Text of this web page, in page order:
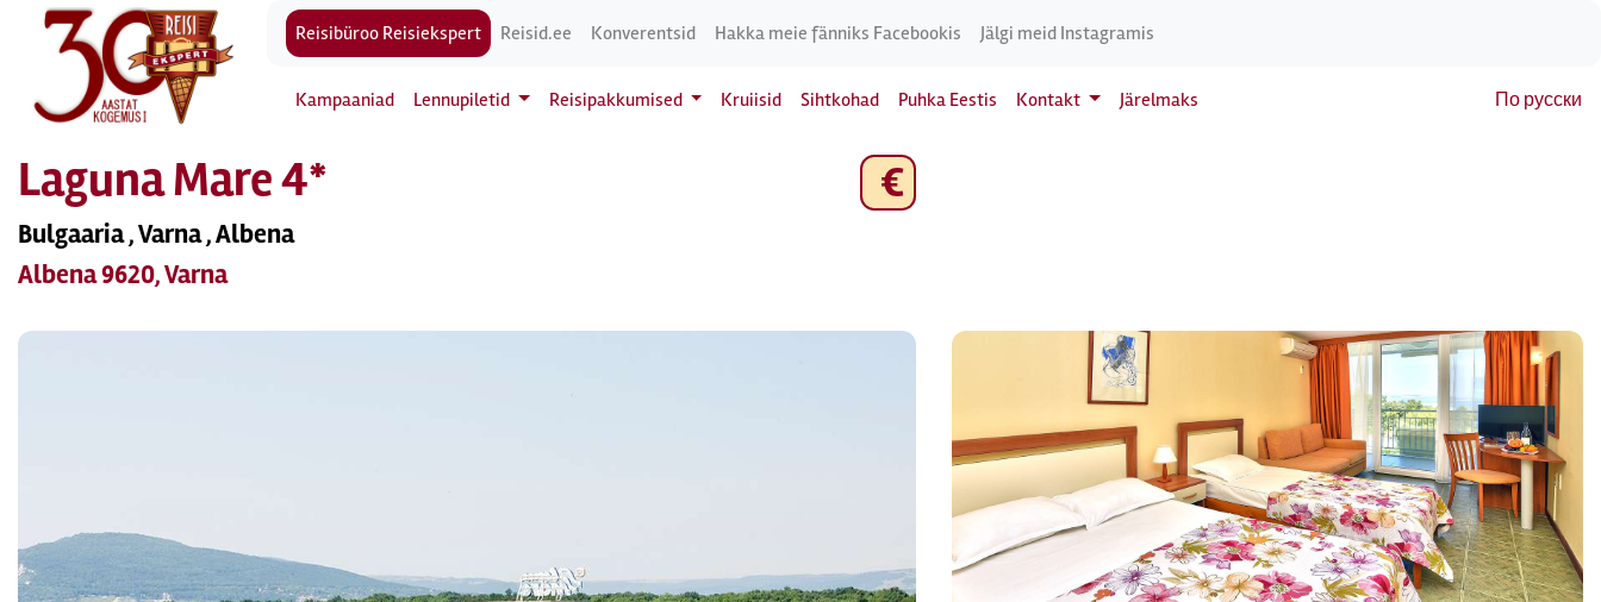
Reisibüroo Reisiekspert Reisid.ee Konverentsid Hakka meie fänniks Facebookis Jälgi meid Instagramis
Kampaaniad Lennupiletid Reisipakkumised Kruiisid Sihtkohad Puhka Eestis Kontakt Järelmaks По русски
Laguna Mare 4*
Bulgaaria , Varna , Albena
Albena 9620, Varna
€